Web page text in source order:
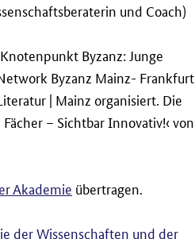
und Coach)
Byzanz: Junge
Byzanz Mainz- Frankfurt
| Mainz organisiert. Die
– Sichtbar Innovativ!‹ von
Akademie übertragen.
der Wissenschaften und der